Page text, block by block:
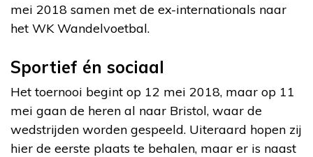
mei 2018 samen met de ex-internationals naar
het WK Wandelvoetbal.
Sportief én sociaal
Het toernooi begint op 12 mei 2018, maar op 11
mei gaan de heren al naar Bristol, waar de
wedstrijden worden gespeeld. Uiteraard hopen zij
hier de eerste plaats te behalen, maar er is naast